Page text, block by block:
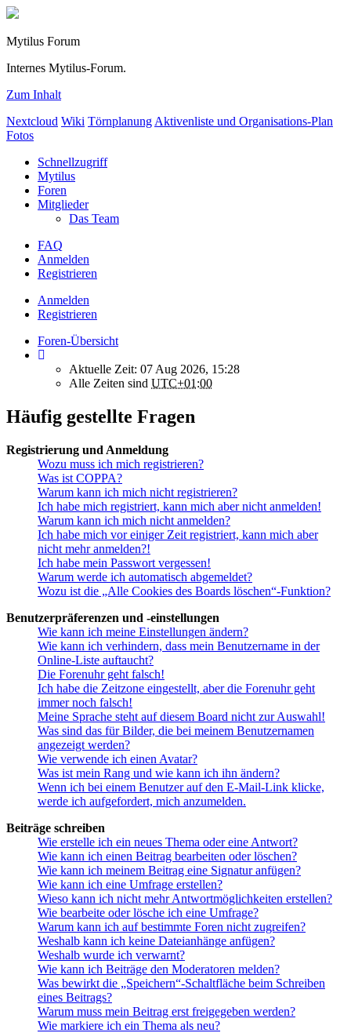
Mytilus Forum
Internes Mytilus-Forum.
Zum Inhalt
Nextcloud Wiki Törnplanung Aktivenliste und Organisations-Plan
Fotos
Schnellzugriff
Mytilus
Foren
Mitglieder
Das Team
FAQ
Anmelden
Registrieren
Anmelden
Registrieren
Foren-Übersicht
Aktuelle Zeit: 07 Aug 2026, 15:28
Alle Zeiten sind UTC+01:00
Häufig gestellte Fragen
Registrierung und Anmeldung
Wozu muss ich mich registrieren?
Was ist COPPA?
Warum kann ich mich nicht registrieren?
Ich habe mich registriert, kann mich aber nicht anmelden!
Warum kann ich mich nicht anmelden?
Ich habe mich vor einiger Zeit registriert, kann mich aber
nicht mehr anmelden?!
Ich habe mein Passwort vergessen!
Warum werde ich automatisch abgemeldet?
Wozu ist die „Alle Cookies des Boards löschen“-Funktion?
Benutzerpräferenzen und -einstellungen
Wie kann ich meine Einstellungen ändern?
Wie kann ich verhindern, dass mein Benutzername in der
Online-Liste auftaucht?
Die Forenuhr geht falsch!
Ich habe die Zeitzone eingestellt, aber die Forenuhr geht
immer noch falsch!
Meine Sprache steht auf diesem Board nicht zur Auswahl!
Was sind das für Bilder, die bei meinem Benutzernamen
angezeigt werden?
Wie verwende ich einen Avatar?
Was ist mein Rang und wie kann ich ihn ändern?
Wenn ich bei einem Benutzer auf den E-Mail-Link klicke,
werde ich aufgefordert, mich anzumelden.
Beiträge schreiben
Wie erstelle ich ein neues Thema oder eine Antwort?
Wie kann ich einen Beitrag bearbeiten oder löschen?
Wie kann ich meinem Beitrag eine Signatur anfügen?
Wie kann ich eine Umfrage erstellen?
Wieso kann ich nicht mehr Antwortmöglichkeiten erstellen?
Wie bearbeite oder lösche ich eine Umfrage?
Warum kann ich auf bestimmte Foren nicht zugreifen?
Weshalb kann ich keine Dateianhänge anfügen?
Weshalb wurde ich verwarnt?
Wie kann ich Beiträge den Moderatoren melden?
Was bewirkt die „Speichern“-Schaltfläche beim Schreiben
eines Beitrags?
Warum muss mein Beitrag erst freigegeben werden?
Wie markiere ich ein Thema als neu?